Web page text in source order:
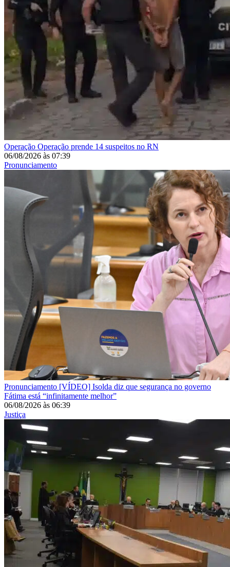
Operação Operação prende 14 suspeitos no RN
06/08/2026 às 07:39
Pronunciamento
Pronunciamento [VÍDEO] Isolda diz que segurança no governo
Fátima está “infinitamente melhor”
06/08/2026 às 06:39
Justiça